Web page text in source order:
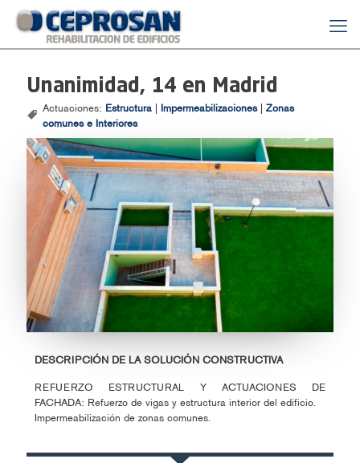
Unanimidad, 14 en Madrid
Actuaciones: Estructura Impermeabilizaciones Zonas
comunes e Interiores
DESCRIPCIÓN DE LA SOLUCIÓN CONSTRUCTIVA
REFUERZO ESTRUCTURAL Y ACTUACIONES DE
FACHADA: Refuerzo de vigas y estructura interior del edificio.
Impermeabilización de zonas comunes.